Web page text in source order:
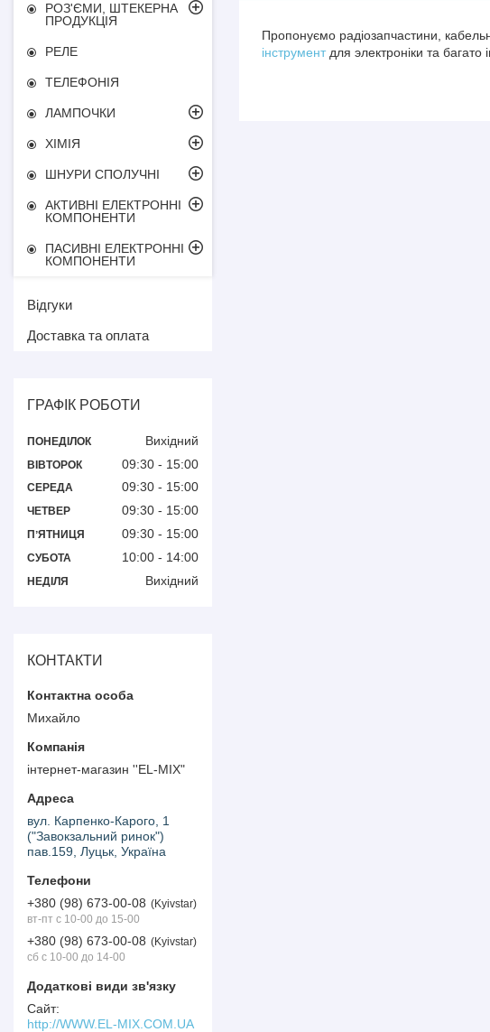
Пропонуємо радіозапчастини,
інструментдля электроніки та багато
РОЗ'ЄМИ, ШТЕКЕРНА
ПРОДУКЦІЯ
РЕЛЕ
ТЕЛЕФОНІЯ
ЛАМПОЧКИ
ХІМІЯ
ШНУРИ СПОЛУЧНІ
АКТИВНІ ЕЛЕКТРОННІ
КОМПОНЕНТИ
ПАСИВНІ ЕЛЕКТРОННІ
КОМПОНЕНТИ
Відгуки
Доставка та оплата
ГРАФІК РОБОТИ
ПОНЕДІЛОК Вихідний
ВІВТОРОК 09:30 15:00
СЕРЕДА 09:30 15:00
ЧЕТВЕР 09:30 15:00
ПʼЯТНИЦЯ 09:30 15:00
СУБОТА 10:00 14:00
НЕДІЛЯ Вихідний
КОНТАКТИ
Михайло
інтернет-магазин ''EL-MIX"
вул. Карпенко-Карого, 1
("Завокзальний ринок")
пав.159, Луцьк, Україна
+380 (98) 673-00-08
Kyivstar
вт-пт с 10-00 до 15-00
+380 (98) 673-00-08
Kyivstar
сб с 10-00 до 14-00
http://WWW.EL-MIX.COM.UA